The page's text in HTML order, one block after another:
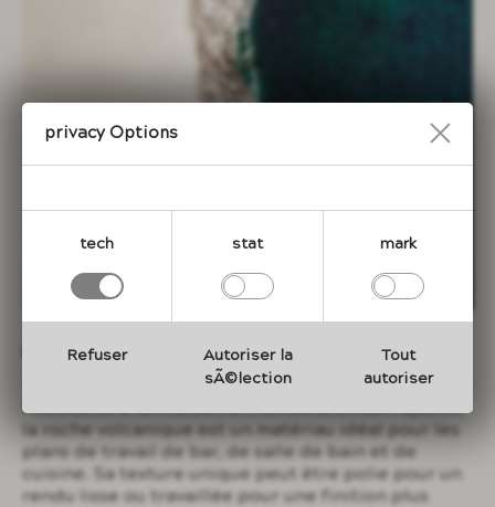
Plans de travail
Résistante à la chaleur, à l'humidité et aux rayures,
la roche volcanique est un matériau idéal pour les
plans de travail de bar, de salle de bain et de
cuisine. Sa texture unique peut être polie pour un
rendu lisse ou travaillée pour une finition plus
Privacy Options
tech stat mark
Refuser
Autoriser la
sÃ©lection
Tout
autoriser